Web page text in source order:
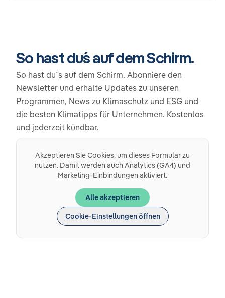
So hast du´s auf dem Schirm.
So hast du´s auf dem Schirm. Abonniere den
Newsletter und erhalte Updates zu unseren
Programmen, News zu Klimaschutz und ESG und
die besten Klimatipps für Unternehmen. Kostenlos
und jederzeit kündbar.
Akzeptieren Sie Cookies, um dieses Formular zu
nutzen. Damit werden auch Analytics (GA4) und
Marketing-Einbindungen aktiviert.
Alle akzeptieren
Cookie-Einstellungen öffnen